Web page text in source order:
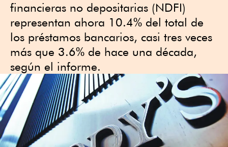
financieras no depositarias (NDFI)
representan ahora 10.4% del total de
los préstamos bancarios, casi tres veces
más que 3.6% de hace una década,
según el informe.